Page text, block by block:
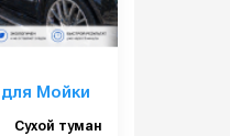
Мойки
Сухой туман